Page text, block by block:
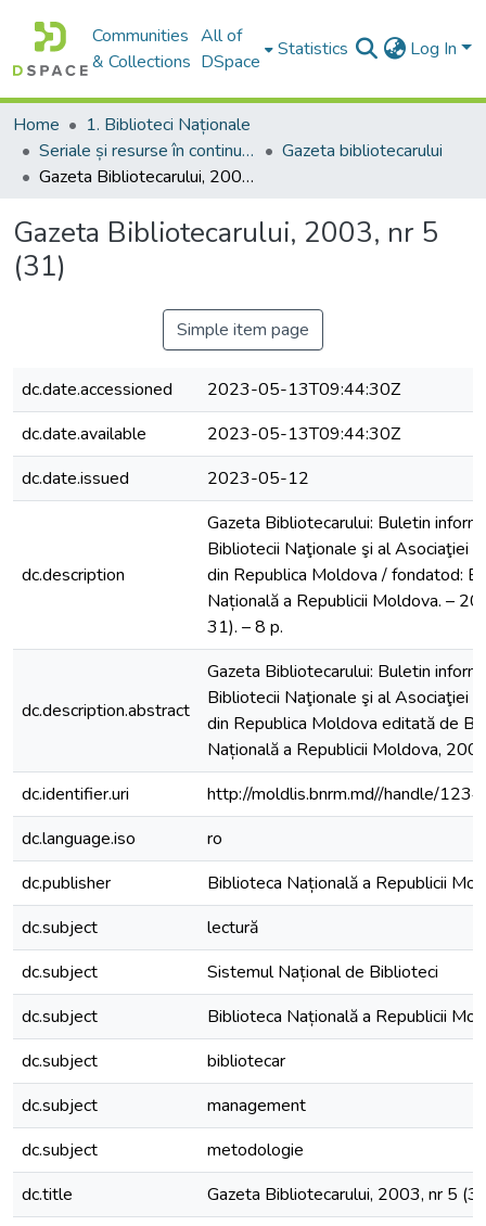
Communities
& Collections
All of
DSpace
Statistics Log In
Home
1. Biblioteci Naționale
Seriale și resurse în continuare
Gazeta bibliotecarului
Gazeta Bibliotecarului, 2003, nr 5 (31)
Gazeta Bibliotecarului, 2003, nr 5
(31)
Simple item page
dc.date.accessioned
2023-05-13T09:44:30Z
dc.date.available
2023-05-13T09:44:30Z
dc.date.issued
2023-05-12
dc.description
Gazeta Bibliotecarului: Buletin
Bibliotecii Naţionale şi al Asociaţiei
din Republica Moldova / fondatod:
Națională a Republicii Moldova. –
31). – 8 p.
dc.description.abstract
Gazeta Bibliotecarului: Buletin
Bibliotecii Naţionale şi al Asociaţiei
din Republica Moldova editată de
Națională a Republicii Moldova,
dc.identifier.uri
http://moldlis.bnrm.md//handle/
dc.language.iso
ro
dc.publisher
Biblioteca Națională a Republicii
dc.subject
lectură
dc.subject
Sistemul Național de Biblioteci
dc.subject
Biblioteca Națională a Republicii
dc.subject
bibliotecar
dc.subject
management
dc.subject
metodologie
dc.title
Gazeta Bibliotecarului, 2003, nr 5